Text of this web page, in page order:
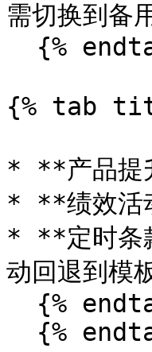
需切换到备
{% tab
* **产品提
* **绩效活
* **定时条
动回退到模